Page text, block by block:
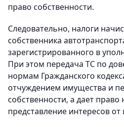
право собственности.
Следовательно, налоги
собственника
зарегистрированного в
При этом передача ТС по
нормам Гражданского
отчуждением имущества и
собственности, а дает право
представление интересов